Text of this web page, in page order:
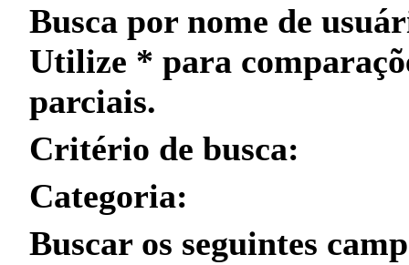
Busca por nome de
Utilize * para
parciais.
Critério de busca:
Categoria:
Buscar os seguintes